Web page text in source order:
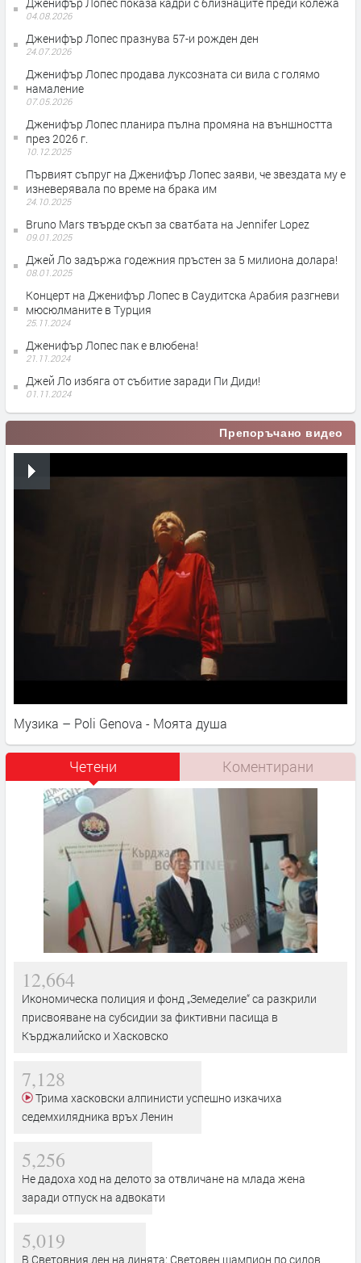
Дженифър Лопес показа кадри с близнаците преди колежа
04.08.2026
Дженифър Лопес празнува 57-и рожден ден
24.07.2026
Дженифър Лопес продава луксозната си вила с голямо
намаление
07.05.2026
Дженифър Лопес планира пълна промяна на външността
през 2026 г.
10.12.2025
Първият съпруг на Дженифър Лопес заяви, че звездата му е
изневерявала по време на брака им
24.10.2025
Bruno Mars твърде скъп за сватбата на Jennifer Lopez
09.01.2025
Джей Ло задържа годежния пръстен за 5 милиона долара!
08.01.2025
Концерт на Дженифър Лопес в Саудитска Арабия разгневи
мюсюлманите в Турция
25.11.2024
Дженифър Лопес пак е влюбена!
21.11.2024
Джей Ло избяга от събитие заради Пи Диди!
01.11.2024
Препоръчано видео
Музика – Poli Genova - Моята душа
Четени Коментирани
12,664
Икономическа полиция и фонд „Земеделие“ са разкрили
присвояване на субсидии за фиктивни пасища в
Кърджалийско и Хасковско
7,128
седемхилядника връх Ленин
5,256
Не дадоха ход на делото за отвличане на млада жена
заради отпуск на адвокати
5,019
В Световния ден на динята: Световен шампион по силов